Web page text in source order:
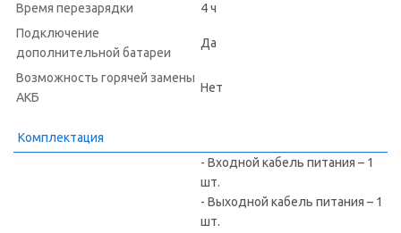
Время перезарядки
4 ч
Подключение
дополнительной батареи
Да
Возможность горячей замены
АКБ
Нет
Комплектация
- Входной кабель питания – 1
шт.
- Выходной кабель питания – 1
шт.